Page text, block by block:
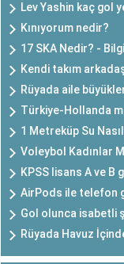
Lev Yashin kaç gol
Kınıyorum nedir?
17 SKA Nedir? -
Kendi takım
Rüyada aile
Türkiye-Hollanda
1 Metreküp Su
Voleybol Kadınlar
KPSS lisans A ve B
AirPods ile telefon
Gol olunca isabetli
Rüyada Havuz